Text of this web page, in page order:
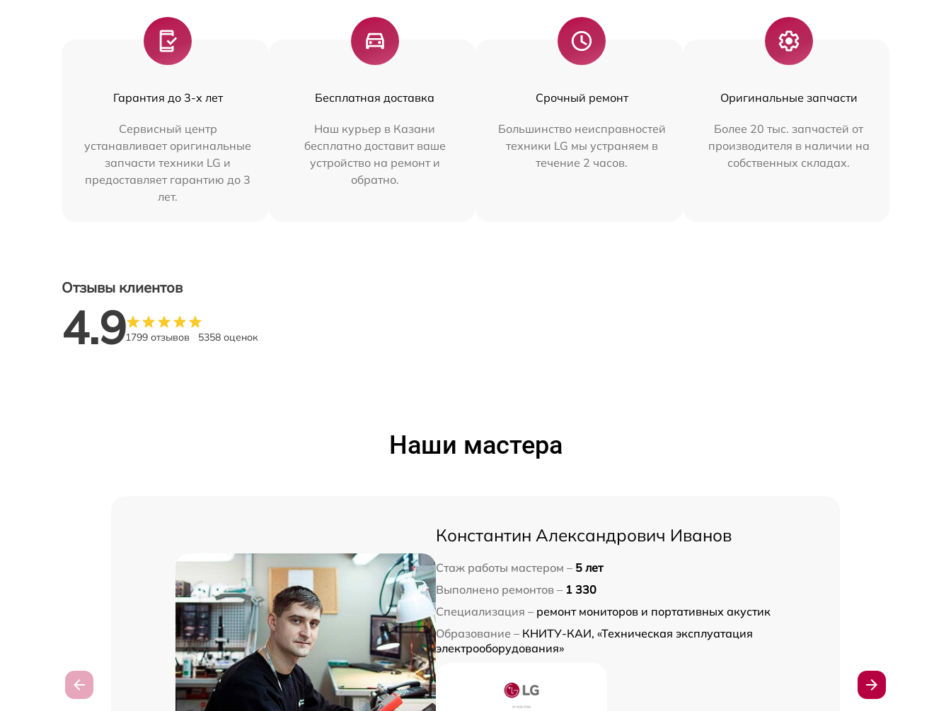
Гарантия до 3-х лет
Сервисный центр
устанавливает оригинальные
запчасти техники LG и
предоставляет гарантию до 3
лет.
Бесплатная доставка
Наш курьер в Казани
бесплатно доставит ваше
устройство на ремонт и
обратно.
Срочный ремонт
Большинство неисправностей
техники LG мы устраняем в
течение 2 часов.
Оригинальные запчасти
Более 20 тыс. запчастей от
производителя в наличии на
собственных складах.
Отзывы клиентов
4.91799 отзывов 5358 оценок
Наши мастера
Константин Александрович Иванов
Стаж работы мастером – 5 лет
Выполнено ремонтов – 1 330
Специализация – ремонт мониторов и портативных акустик
Образование – КНИТУ-КАИ, «Техническая эксплуатация
электрооборудования»